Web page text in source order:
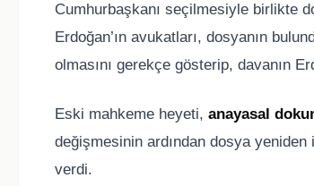
Cumhurbaşkanı seçilmesiyle birlikte
Erdoğan’ın avukatları, dosyanın
olmasını gerekçe gösterip, davanın
Eski mahkeme heyeti, anayasal
değişmesinin ardından dosya
verdi.